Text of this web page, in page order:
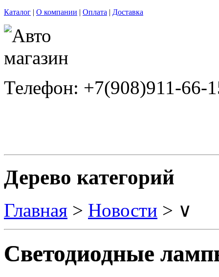
Каталог | О компании | Оплата | Доставка
Телефон: +7(908)911-66-
Дерево категорий
Главная > Новости > ∨
Светодиодные